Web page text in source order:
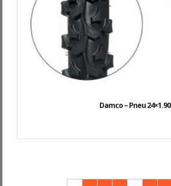
Damco – Pneu 24×1.90